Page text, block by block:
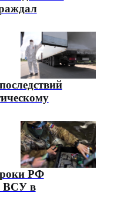
РФ
ВСУ в